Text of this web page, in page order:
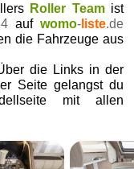
Roller Teamist
aufwomo- liste.de
die Fahrzeuge aus
die Links in der
Seite gelangst du
mit allen